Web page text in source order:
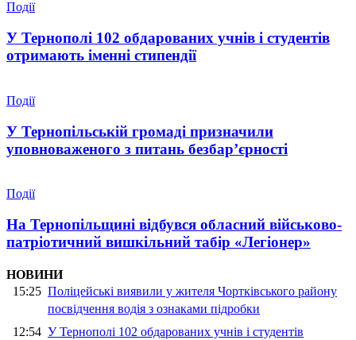
Події
У Тернополі 102 обдарованих учнів і студентів
отримають іменні стипендії
Події
У Тернопільській громаді призначили
уповноваженого з питань безбар’єрності
Події
На Тернопільщині відбувся обласний військово-
патріотичний вишкільний табір «Легіонер»
НОВИНИ
15:25 Поліцейські виявили у жителя Чортківського району
посвідчення водія з ознаками підробки
12:54 У Тернополі 102 обдарованих учнів і студентів